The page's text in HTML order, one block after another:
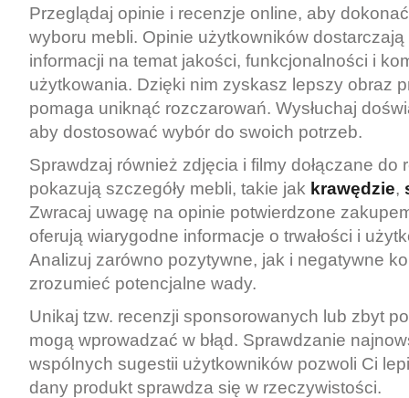
Przeglądaj opinie i recenzje online, aby
wyboru mebli. Opinie użytkowników
informacji na temat jakości, funkcjonalności i
użytkowania. Dzięki nim zyskasz lepszy obraz
pomaga uniknąć rozczarowań. Wysłuchaj
aby dostosować wybór do swoich potrzeb.
Sprawdzaj również zdjęcia i filmy dołączane do
pokazują szczegóły mebli, takie jak krawędzie,
Zwracaj uwagę na opinie potwierdzone
oferują wiarygodne informacje o trwałości i
Analizuj zarówno pozytywne, jak i negatywne
zrozumieć potencjalne wady.
Unikaj tzw. recenzji sponsorowanych lub zbyt
mogą wprowadzać w błąd. Sprawdzanie
wspólnych sugestii użytkowników pozwoli Ci
dany produkt sprawdza się w rzeczywistości.